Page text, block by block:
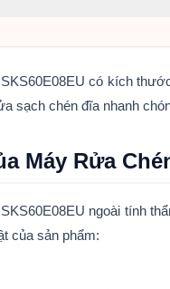
lợi
với gia đình 3-4 người
có kích
sạch chén đĩa nhanh
Máy Rửa
ngoài tính
của sản phẩm: